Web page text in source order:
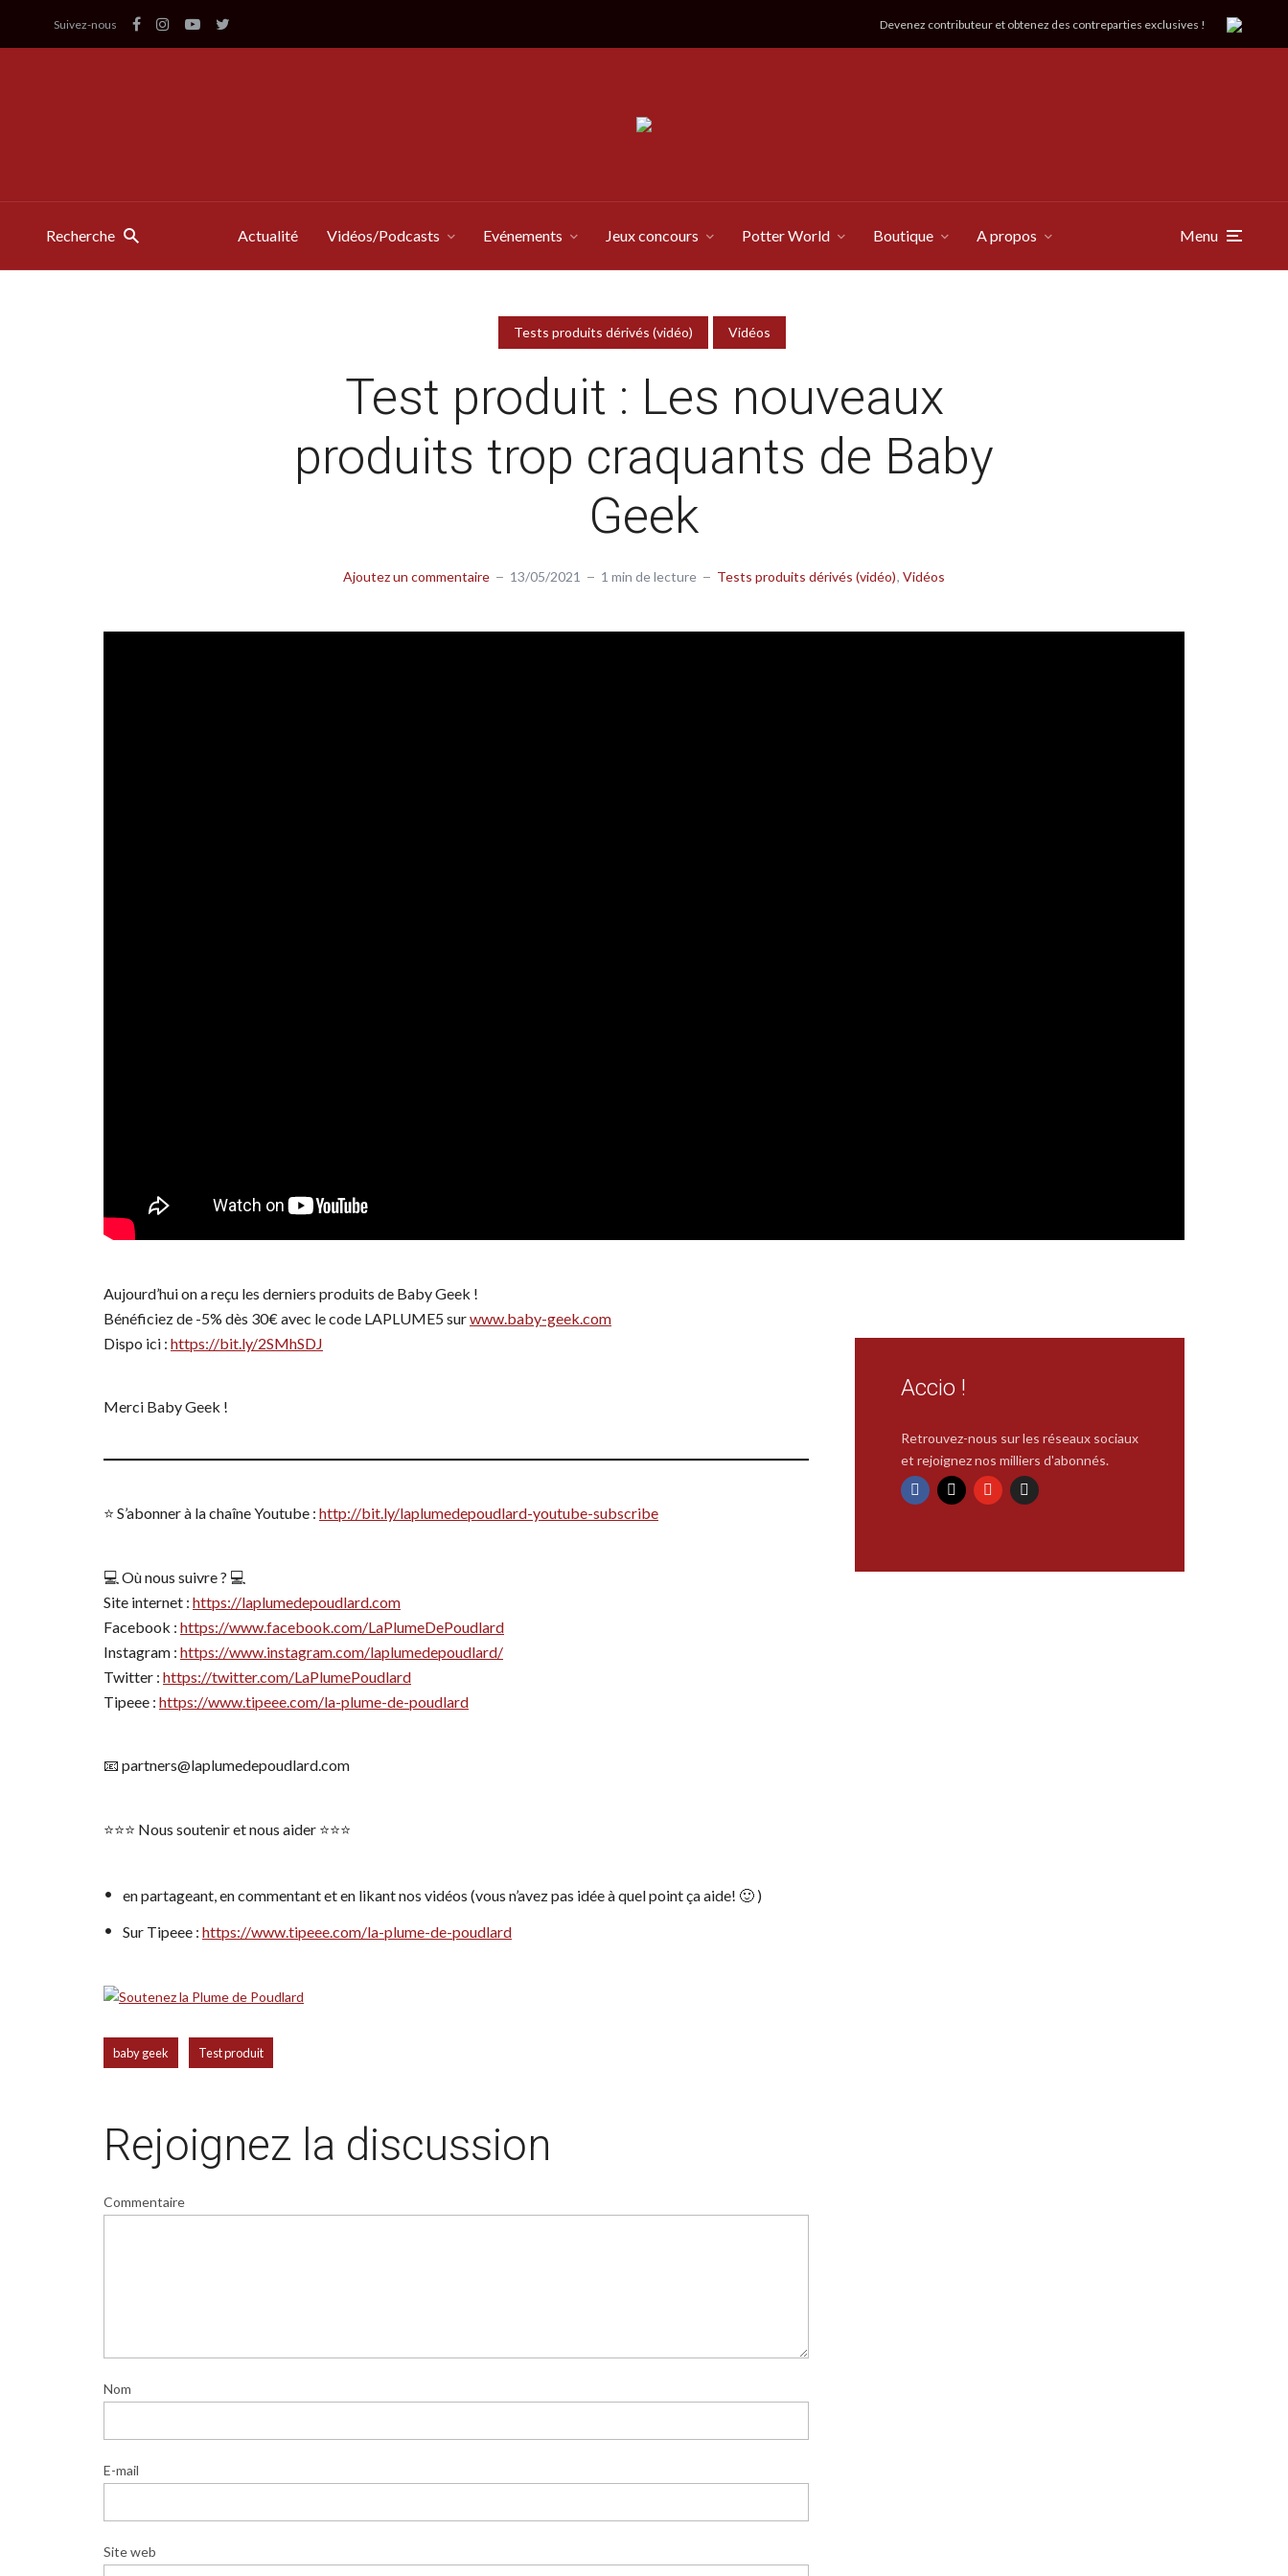
Suivez-nous Devenez contributeur et obtenez des contreparties exclusives !
Recherche Actualité Vidéos/Podcasts Evénements Jeux concours Potter World Boutique A propos Menu
Tests produits dérivés (vidéo) Vidéos
Test produit : Les nouveaux
produits trop craquants de Baby
Geek
Ajoutez un commentaire 13/05/2021 1 min de lecture Tests produits dérivés (vidéo) Vidéos
Aujourd’hui on a reçu les derniers produits de Baby Geek !
Bénéficiez de -5% dès 30€ avec le code LAPLUME5 surwww.baby-geek.com
Dispo ici : https://bit.ly/2SMhSDJ
Merci Baby Geek !
⭐️ S’abonner à la chaîne Youtube : http://bit.ly/laplumedepoudlard-youtube-subscribe
💻 Où nous suivre ? 💻
Site internet : https://laplumedepoudlard.com
Facebook : https://www.facebook.com/LaPlumeDePoudlard
Instagram : https://www.instagram.com/laplumedepoudlard/
Twitter : https://twitter.com/LaPlumePoudlard
Tipeee : https://www.tipeee.com/la-plume-de-poudlard
📧 partners@laplumedepoudlard.com
⭐️⭐️⭐️ Nous soutenir et nous aider ⭐️⭐️⭐️
en partageant, en commentant et en likant nos vidéos (vous n’avez pas idée à quel point ça aide! 🙂 )
Sur Tipeee : https://www.tipeee.com/la-plume-de-poudlard
baby geek Test produit
Rejoignez la discussion
Commentaire
Nom
E-mail
Site web
Accio !
Retrouvez-nous sur les réseaux sociaux
et rejoignez nos milliers d'abonnés.